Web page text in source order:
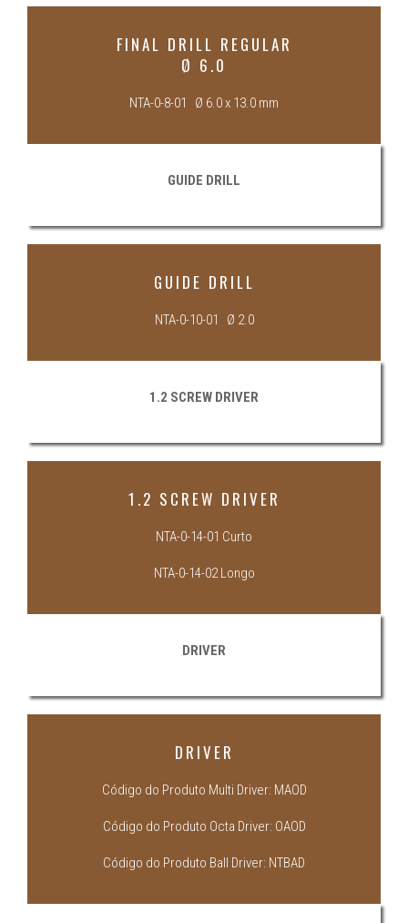
FINAL DRILL REGULAR
Ø 6.0
NTA-0-8-01 Ø 6.0 x 13.0 mm
GUIDE DRILL
GUIDE DRILL
NTA-0-10-01 Ø 2.0
1.2 SCREW DRIVER
1.2 SCREW DRIVER
NTA-0-14-01 Curto
NTA-0-14-02 Longo
DRIVER
DRIVER
Código do Produto Multi Driver: MAOD
Código do Produto Octa Driver: OAOD
Código do Produto Ball Driver: NTBAD